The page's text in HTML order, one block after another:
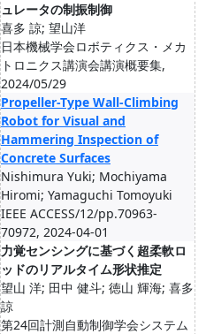
ュレータの制振制御
喜多 諒; 望山洋
日本機械学会ロボティクス・メカ
トロニクス講演会講演概要集,
2024/05/29
Propeller-Type Wall-Climbing
Robot for Visual and
Hammering Inspection of
Concrete Surfaces
Nishimura Yuki; Mochiyama
Hiromi; Yamaguchi Tomoyuki
IEEE ACCESS/12/pp.70963-
70972, 2024-04-01
力覚センシングに基づく超柔軟ロ
ッドのリアルタイム形状推定
望山 洋; 田中 健斗; 徳山 輝海; 喜多
諒
第24回計測自動制御学会システム